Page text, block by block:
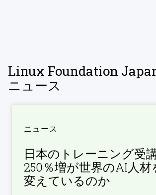
Linux Foundation
ニュース
ニュース
日本のトレーニング受
250％増が世界のAI人材
変えているのか